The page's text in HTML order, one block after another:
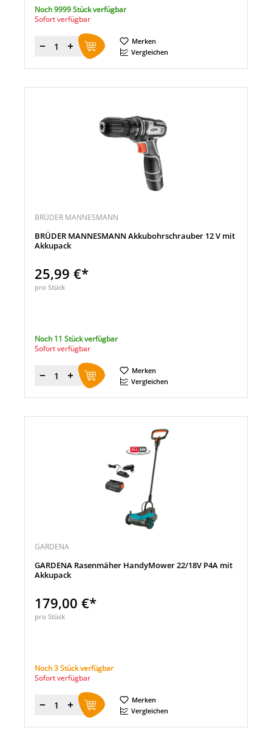
Noch 9999 Stück verfügbar
Sofort verfügbar
Menge
Merken
Vergleichen
BRÜDER MANNESMANN
BRÜDER MANNESMANN Akkubohrschrauber 12 V mit
Akkupack
25,99 €*
pro Stück
Noch 11 Stück verfügbar
Sofort verfügbar
Menge
Merken
Vergleichen
GARDENA
GARDENA Rasenmäher HandyMower 22/18V P4A mit
Akkupack
179,00 €*
pro Stück
Noch 3 Stück verfügbar
Sofort verfügbar
Menge
Merken
Vergleichen